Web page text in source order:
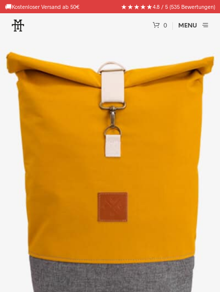
🚚Kostenloser Versand ab 50€ ★★★★★4.8 / 5 (535 Bewertungen)
0 MENU